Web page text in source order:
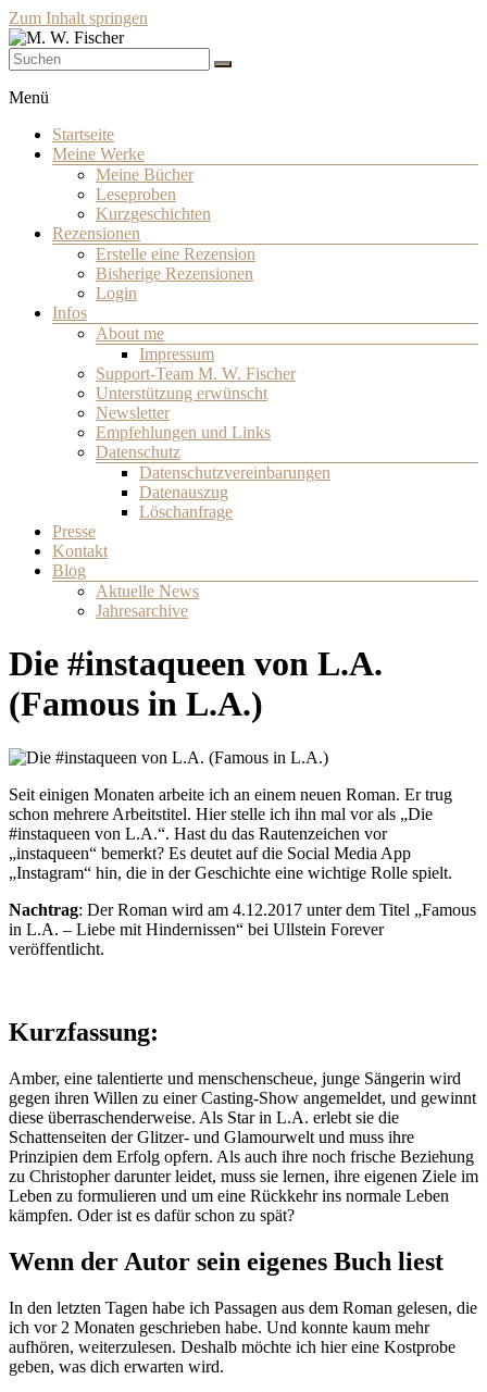
Zum Inhalt springen
Schriftsteller
Menü
Startseite
Meine Werke
Meine Bücher
Leseproben
Kurzgeschichten
Rezensionen
Erstelle eine Rezension
Bisherige Rezensionen
Login
Infos
About me
Impressum
Support-Team M. W. Fischer
Unterstützung erwünscht
Newsletter
Empfehlungen und Links
Datenschutz
Datenschutzvereinbarungen
Datenauszug
Löschanfrage
Presse
Kontakt
Blog
Aktuelle News
Jahresarchive
Die #instaqueen von L.A.
(Famous in L.A.)
Seit einigen Monaten arbeite ich an einem neuen Roman. Er trug
schon mehrere Arbeitstitel. Hier stelle ich ihn mal vor als „Die
#instaqueen von L.A.“. Hast du das Rautenzeichen vor
„instaqueen“ bemerkt? Es deutet auf die Social Media App
„Instagram“ hin, die in der Geschichte eine wichtige Rolle spielt.
Nachtrag: Der Roman wird am 4.12.2017 unter dem Titel „Famous
in L.A. – Liebe mit Hindernissen“ bei Ullstein Forever
veröffentlicht.
Kurzfassung:
Amber, eine talentierte und menschenscheue, junge Sängerin wird
gegen ihren Willen zu einer Casting-Show angemeldet, und gewinnt
diese überraschenderweise. Als Star in L.A. erlebt sie die
Schattenseiten der Glitzer- und Glamourwelt und muss ihre
Prinzipien dem Erfolg opfern. Als auch ihre noch frische Beziehung
zu Christopher darunter leidet, muss sie lernen, ihre eigenen Ziele im
Leben zu formulieren und um eine Rückkehr ins normale Leben
kämpfen. Oder ist es dafür schon zu spät?
Wenn der Autor sein eigenes Buch liest
In den letzten Tagen habe ich Passagen aus dem Roman gelesen, die
ich vor 2 Monaten geschrieben habe. Und konnte kaum mehr
aufhören, weiterzulesen. Deshalb möchte ich hier eine Kostprobe
geben, was dich erwarten wird.